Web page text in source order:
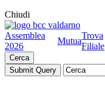
Chiudi
Assemblea
2026
Mutua
Trova
Filiale
Cerca